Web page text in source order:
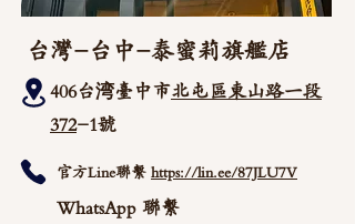
台灣-台中-泰蜜莉旗艦店
406台湾臺中市北屯區東山路一段
372-1號
官方Line聯繫 https://lin.ee/87JLU7V
WhatsApp 聯繫